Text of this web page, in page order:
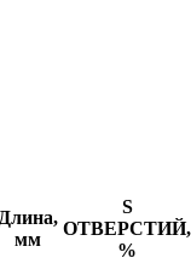
Длина,
мм
S
ОТВЕРСТИЙ,
%